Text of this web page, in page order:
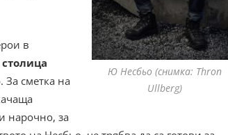
Ю Несбьо (снимка: Thron
Ullberg)
в
За сметка на
нарочно, за